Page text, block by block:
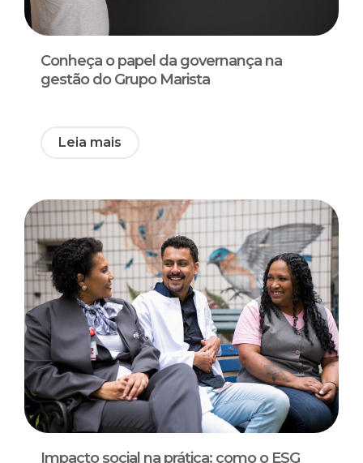
Conheça o papel da governança na
gestão do Grupo Marista
Leia mais
Impacto social na prática: como o ESG